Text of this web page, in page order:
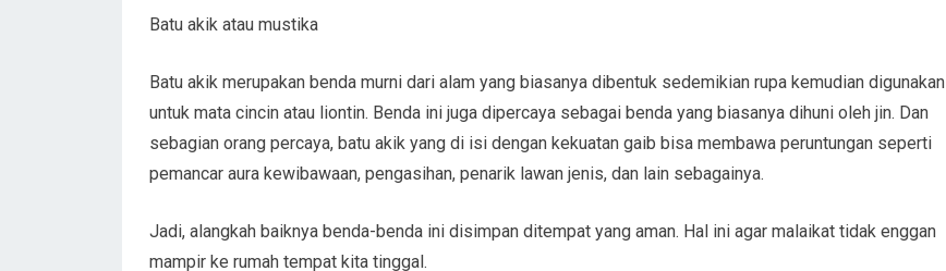
Batu akik atau mustika
Batu akik merupakan benda murni dari alam yang biasanya dibentuk sedemikian rupa kemudian digunakan
untuk mata cincin atau liontin. Benda ini juga dipercaya sebagai benda yang biasanya dihuni oleh jin. Dan
sebagian orang percaya, batu akik yang di isi dengan kekuatan gaib bisa membawa peruntungan seperti
pemancar aura kewibawaan, pengasihan, penarik lawan jenis, dan lain sebagainya.
Jadi, alangkah baiknya benda-benda ini disimpan ditempat yang aman. Hal ini agar malaikat tidak enggan
mampir ke rumah tempat kita tinggal.